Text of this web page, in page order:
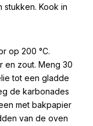
stukken. Kook in
op 200 °C.
en zout. Meng 30
tot een gladde
de karbonades
met bakpapier
van de oven